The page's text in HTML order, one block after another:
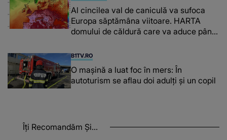
Al cincilea val de caniculă va sufoca
Europa săptămâna viitoare. HARTA
domului de căldură care va aduce până
B1TV.RO
O maşină a luat foc în mers: În
autoturism se aflau doi adulți și un copil
Îți Recomandăm Și...